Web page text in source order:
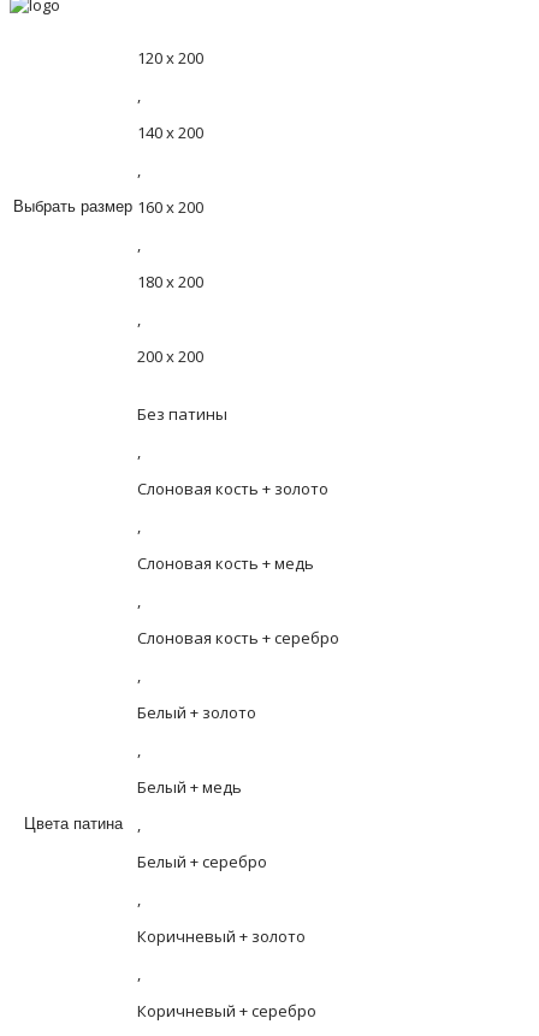
Выбрать размер
120 х 200
,
140 х 200
,
160 х 200
,
180 х 200
,
200 х 200
Цвета патина
Без патины
,
Слоновая кость + золото
,
Слоновая кость + медь
,
Слоновая кость + серебро
,
Белый + золото
,
Белый + медь
,
Белый + серебро
,
Коричневый + золото
,
Коричневый + серебро